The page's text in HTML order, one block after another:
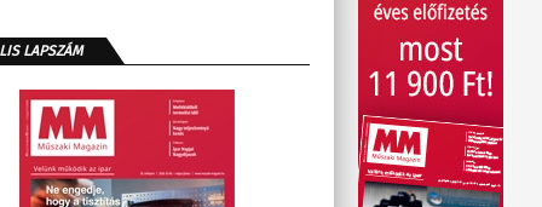
LAPSZÁM